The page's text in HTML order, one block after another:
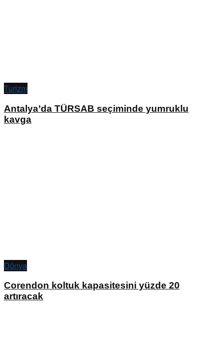
Turizm
Antalya’da TÜRSAB seçiminde yumruklu
kavga
Dünya
Corendon koltuk kapasitesini yüzde 20
artıracak